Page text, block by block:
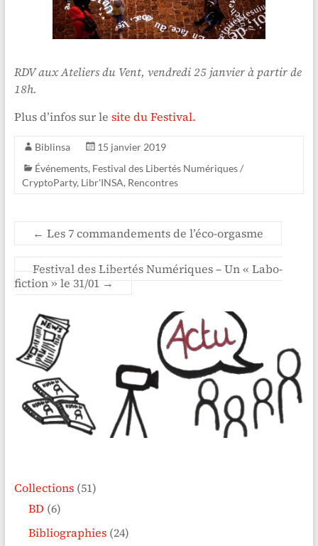
RDV aux Ateliers du Vent, vendredi 25 janvier à partir de
18h.
Plus d’infos sur le site du Festival.
Biblinsa
15 janvier 2019
Événements, Festival des Libertés Numériques /
CryptoParty, Libr'INSA, Rencontres
← Les 7 commandements de l’éco-orgasme
Festival des Libertés Numériques – Un « Labo-
fiction » le 31/01 →
Collections(51)
BD (6)
Bibliographies(24)